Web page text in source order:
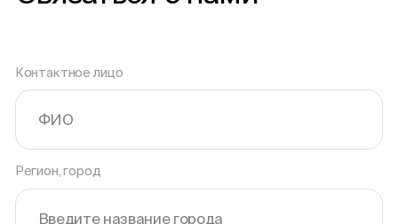
Контактное лицо
Регион, город